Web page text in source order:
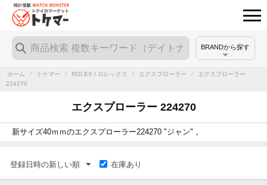
BRANDから探す
ホーム / トケマー / ROLEX / ロレックス / エクスプローラー /
エクスプローラー
224270
エクスプローラー 224270
新サイズ40ｍｍのエクスプローラー224270 "ジャン" 。
登録日時の新しい順 在庫あり